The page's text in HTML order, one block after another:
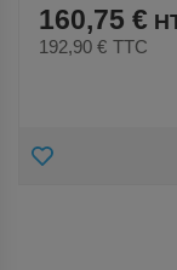
160,75 €
192,90 € TTC
AJOUTER